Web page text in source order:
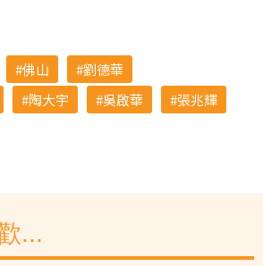
佛山
劉德華
陶大宇 吳啟華
張兆輝
...